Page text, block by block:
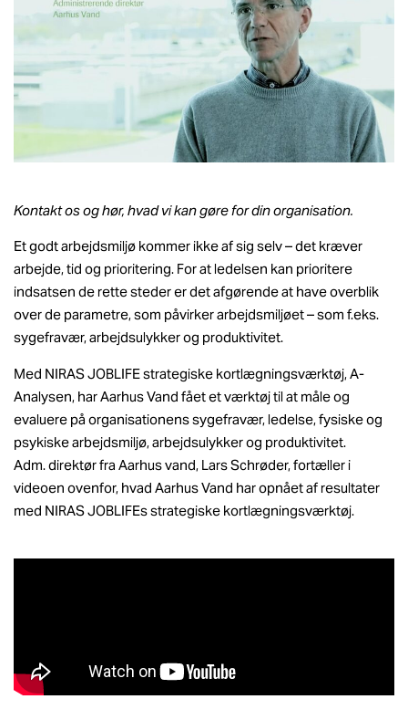
Kontakt os og hør, hvad vi kan gøre for din organisation.
Et godt arbejdsmiljø kommer ikke af sig selv – det kræver
arbejde, tid og prioritering. For at ledelsen kan prioritere
indsatsen de rette steder er det afgørende at have overblik
over de parametre, som påvirker arbejdsmiljøet – som f.eks.
sygefravær, arbejdsulykker og produktivitet.
Med NIRAS JOBLIFE strategiske kortlægningsværktøj, A-
Analysen, har Aarhus Vand fået et værktøj til at måle og
evaluere på organisationens sygefravær, ledelse, fysiske og
psykiske arbejdsmiljø, arbejdsulykker og produktivitet.
Adm. direktør fra Aarhus vand, Lars Schrøder, fortæller i
videoen ovenfor, hvad Aarhus Vand har opnået af resultater
med NIRAS JOBLIFEs strategiske kortlægningsværktøj.